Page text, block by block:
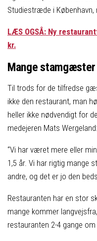
Studiestræde i København,
LÆS OGSÅ: Ny
kr.
Mange stamgæster
Til trods for de tilfredse
ikke den restaurant, man
heller ikke nødvendigt for
medejeren Mats Wergeland:
“Vi har været mere eller
1,5 år. Vi har rigtig
andre, og det er jo den
Restauranten har en stor
mange kommer
restauranten 2-4 gange